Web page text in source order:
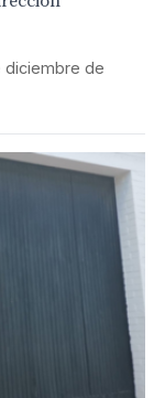
diciembre de